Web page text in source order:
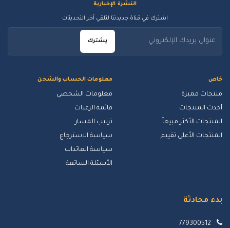
خاص
منتجات مميزة
أحدث المنتجات
المنتجات الأكثر مبيعاً
المنتجات الأعلى تقييم
معلومات الحساب والشحن
معلومات الشخصي
قائمة الرغبات
ترتيب المسار
سياسة الاسترجاع
سياسة العائدات
الأسئلة الشائعة
النشرة الإخبارية
اشترك في قناة جديدتنا لتلقي آخر التحديثات
يشترك
بدء محادثة
779300512